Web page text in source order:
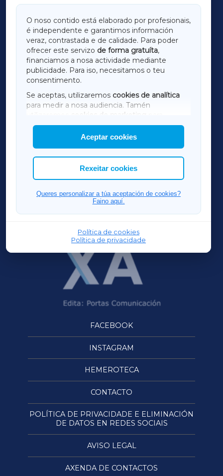
O noso contido está elaborado por profesionais,
é independente e garantimos información
veraz, contrastada e de calidade. Para poder
ofrecer este servizo de forma gratuíta,
financiamos a nosa actividade mediante
publicidade. Para iso, necesitamos o teu
consentimento.
Se aceptas, utilizaremos cookies de analítica
para medir a nosa audiencia. Tamén
utilizaremos
cookies de marketing
mostrar publicidade de terceiros.
Así mesmo, podes personalizar a elección das
cookies que desexas permitir.
Aceptar cookies
Rexeitar cookies
Queres personalizar a túa aceptación de cookies?
Faino aquí.
Política de cookies
Política de privacidade
LUGOXA
TERRACHAXA
AMARIÑAXA
RIBEIRASACRAXA
ACORUÑAXA
FERROLXA
OURENSEXA
FACEBOOK
INSTAGRAM
HEMEROTECA
CONTACTO
POLÍTICA DE PRIVACIDADE E ELIMINACIÓN
DE DATOS EN REDES SOCIAIS
AVISO LEGAL
AXENDA DE CONTACTOS